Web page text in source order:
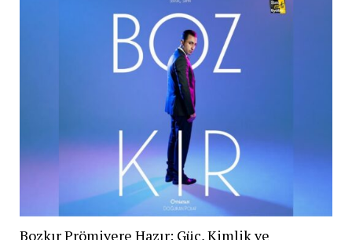
Bozkır Prömiyere Hazır: Güç, Kimlik ve